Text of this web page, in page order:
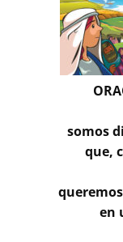
somos
que,
en